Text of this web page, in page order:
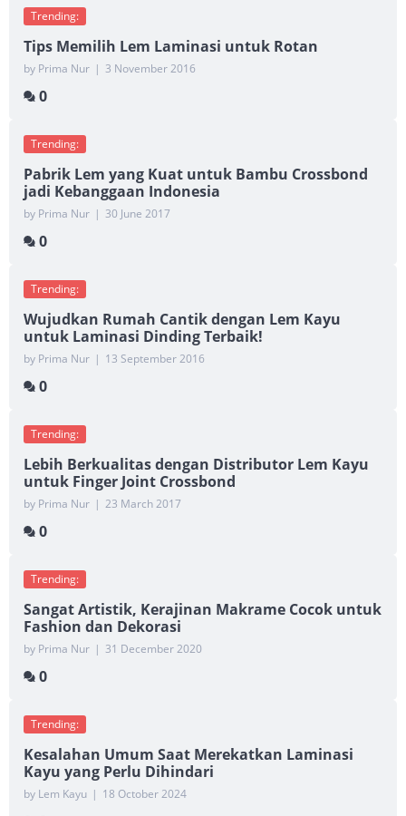
Trending:
Tips Memilih Lem Laminasi untuk Rotan
by Prima Nur | 3 November 2016
0
Trending:
Pabrik Lem yang Kuat untuk Bambu Crossbond
jadi Kebanggaan Indonesia
by Prima Nur | 30 June 2017
0
Trending:
Wujudkan Rumah Cantik dengan Lem Kayu
untuk Laminasi Dinding Terbaik!
by Prima Nur | 13 September 2016
0
Trending:
Lebih Berkualitas dengan Distributor Lem Kayu
untuk Finger Joint Crossbond
by Prima Nur | 23 March 2017
0
Trending:
Sangat Artistik, Kerajinan Makrame Cocok untuk
Fashion dan Dekorasi
by Prima Nur | 31 December 2020
0
Trending:
Kesalahan Umum Saat Merekatkan Laminasi
Kayu yang Perlu Dihindari
by Lem Kayu | 18 October 2024